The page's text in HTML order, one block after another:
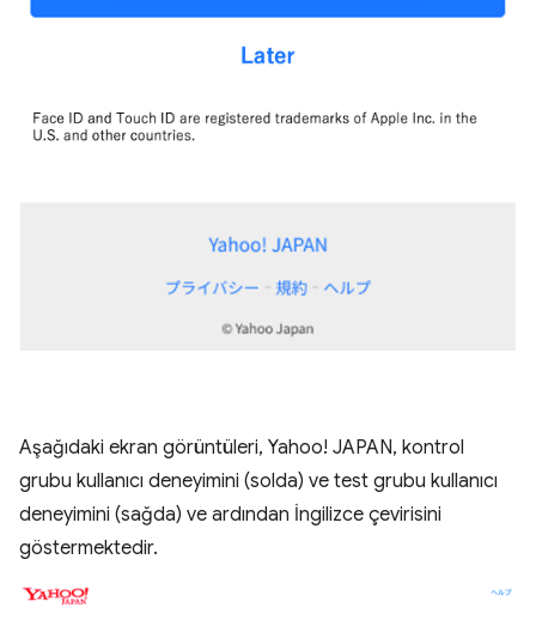
Aşağıdaki ekran görüntüleri, Yahoo! JAPAN, kontrol
grubu kullanıcı deneyimini (solda) ve test grubu kullanıcı
deneyimini (sağda) ve ardından İngilizce çevirisini
göstermektedir.